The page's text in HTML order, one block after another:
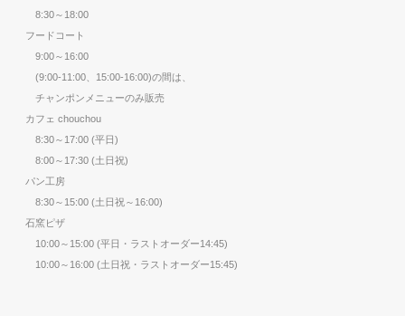
8:30～18:00
フードコート
9:00～16:00
(9:00-11:00、15:00-16:00)の間は、
チャンポンメニューのみ販売
カフェ chouchou
8:30～17:00 (平日)
8:00～17:30 (土日祝)
パン工房
8:30～15:00 (土日祝～16:00)
石窯ピザ
10:00～15:00 (平日・ラストオーダー14:45)
10:00～16:00 (土日祝・ラストオーダー15:45)